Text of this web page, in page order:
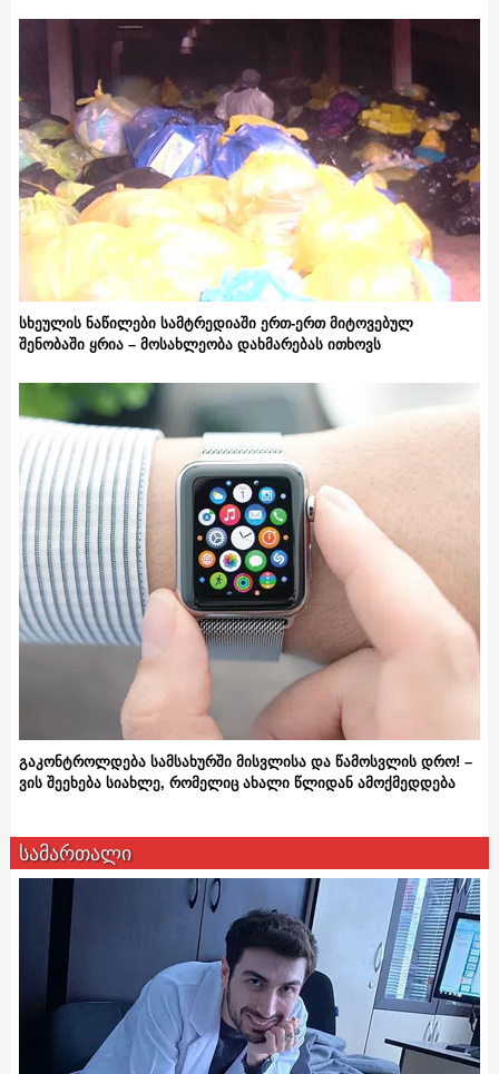
სხეულის ნაწილები სამტრედიაში ერთ-ერთ მიტოვებულ
შენობაში ყრია – მოსახლეობა დახმარებას ითხოვს
გაკონტროლდება სამსახურში მისვლისა და წამოსვლის დრო! –
ვის შეეხება სიახლე, რომელიც ახალი წლიდან ამოქმედდება
სამართალი